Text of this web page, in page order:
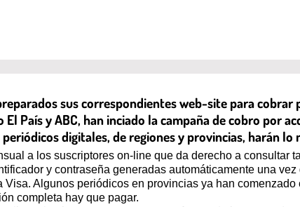
sus correspondientes web-site para
País y ABC, han inciado la campaña de cobro por
digitales, de regiones y provincias, harán lo
a los suscriptores on-line que da derecho a consultar
y contraseña generadas automáticamente una
Algunos periódicos en provincias ya han
completa hay que pagar.